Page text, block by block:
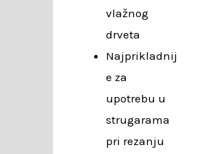
vlažnog
drveta
Najprikladnij
e za
upotrebu u
strugarama
pri rezanju